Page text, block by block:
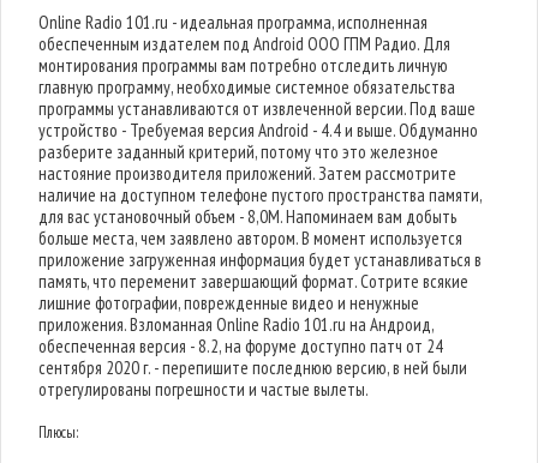
Online Radio 101.ru - идеальная программа, исполненная
обеспеченным издателем под Android ООО ГПМ Радио. Для
монтирования программы вам потребно отследить личную
главную программу, необходимые системное обязательства
программы устанавливаются от извлеченной версии. Под ваше
устройство - Требуемая версия Android - 4.4 и выше. Обдуманно
разберите заданный критерий, потому что это железное
настояние производителя приложений. Затем рассмотрите
наличие на доступном телефоне пустого пространства памяти,
для вас установочный объем - 8,0M. Напоминаем вам добыть
больше места, чем заявлено автором. В момент используется
приложение загруженная информация будет устанавливаться в
память, что переменит завершающий формат. Сотрите всякие
лишние фотографии, поврежденные видео и ненужные
приложения. Взломанная Online Radio 101.ru на Андроид,
обеспеченная версия - 8.2, на форуме доступно патч от 24
сентября 2020 г. - перепишите последнюю версию, в ней были
отрегулированы погрешности и частые вылеты.
Плюсы: